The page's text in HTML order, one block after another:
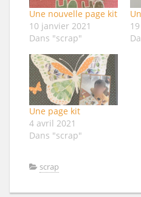
Une nouvelle page kit
10 janvier 2021
Dans "scrap"
Une page kit
4 avril 2021
Dans "scrap"
scrap